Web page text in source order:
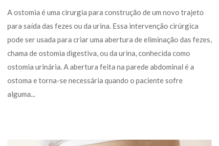
A ostomia é uma cirurgia para construção de um novo trajeto
para saída das fezes ou da urina. Essa intervenção cirúrgica
pode ser usada para criar uma abertura de eliminação das fezes,
chama de ostomia digestiva, ou da urina, conhecida como
ostomia urinária. A abertura feita na parede abdominal é a
ostoma e torna-se necessária quando o paciente sofre
alguma...